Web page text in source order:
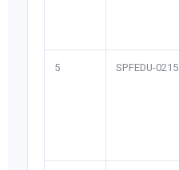
5 SPFEDU-0215